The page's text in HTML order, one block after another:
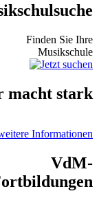
Finden Sie Ihre
Musikschule
macht stark
Informationen
VdM-